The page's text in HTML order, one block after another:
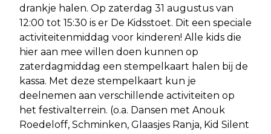
drankje halen. Op zaterdag 31 augustus van
12:00 tot 15:30 is er De Kidsstoet. Dit een speciale
activiteitenmiddag voor kinderen! Alle kids die
hier aan mee willen doen kunnen op
zaterdagmiddag een stempelkaart halen bij de
kassa. Met deze stempelkaart kun je
deelnemen aan verschillende activiteiten op
het festivalterrein. (o.a. Dansen met Anouk
Roedeloff, Schminken, Glaasjes Ranja, Kid Silent